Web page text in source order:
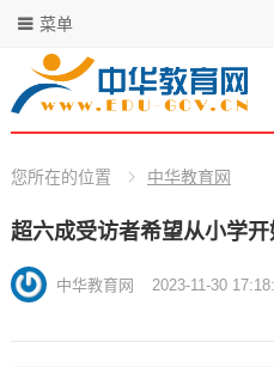
菜单
您所在的位置 中华教育网
超六成受访者希望从小学
中华教育网 2023-11-30